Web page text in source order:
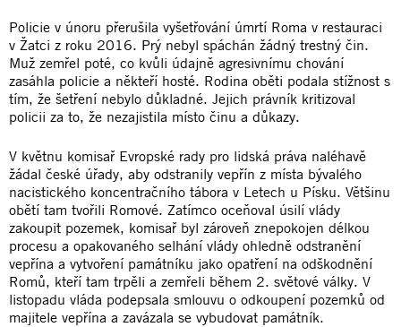
Policie v únoru přerušila vyšetřování úmrtí Roma v restauraci
v Žatci z roku 2016. Prý nebyl spáchán žádný trestný čin.
Muž zemřel poté, co kvůli údajně agresivnímu chování
zasáhla policie a někteří hosté. Rodina oběti podala stížnost s
tím, že šetření nebylo důkladné. Jejich právník kritizoval
policii za to, že nezajistila místo činu a důkazy.
V květnu komisař Evropské rady pro lidská práva naléhavě
žádal české úřady, aby odstranily vepřín z místa bývalého
nacistického koncentračního tábora v Letech u Písku. Většinu
obětí tam tvořili Romové. Zatímco oceňoval úsilí vlády
zakoupit pozemek, komisař byl zároveň znepokojen délkou
procesu a opakovaného selhání vlády ohledně odstranění
vepřína a vytvoření památníku jako opatření na odškodnění
Romů, kteří tam trpěli a zemřeli během 2. světové války. V
listopadu vláda podepsala smlouvu o odkoupení pozemků od
majitele vepřína a zavázala se vybudovat památník.